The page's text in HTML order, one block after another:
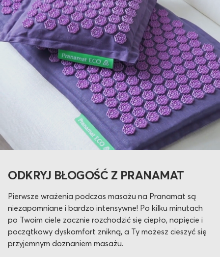
ODKRYJ BŁOGOŚĆ Z PRANAMAT
Pierwsze wrażenia podczas masażu na Pranamat są
niezapomniane i bardzo intensywne! Po kilku minutach
po Twoim ciele zacznie rozchodzić się ciepło, napięcie i
początkowy dyskomfort znikną, a Ty możesz cieszyć się
przyjemnym doznaniem masażu.